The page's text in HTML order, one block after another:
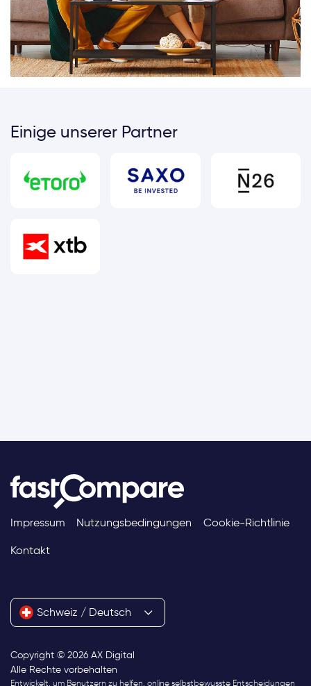
Einige unserer Partner
Impressum Nutzungsbedingungen Cookie-Richtlinie
Kontakt
Schweiz / Deutsch
Copyright © 2026 AX Digital
Alle Rechte vorbehalten
Entwickelt, um Benutzern zu helfen, online selbstbewusste Entscheidungen